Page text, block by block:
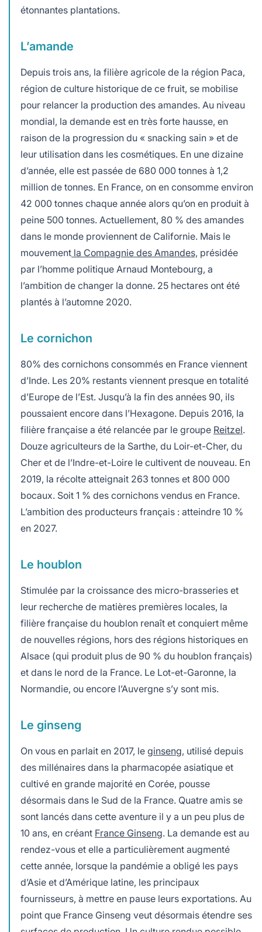
étonnantes plantations.
L’amande
Depuis trois ans, la filière agricole de la région Paca,
région de culture historique de ce fruit, se mobilise
pour relancer la production des amandes. Au niveau
mondial, la demande est en très forte hausse, en
raison de la progression du « snacking sain » et de
leur utilisation dans les cosmétiques. En une dizaine
d’année, elle est passée de 680 000 tonnes à 1,2
million de tonnes. En France, on en consomme environ
42 000 tonnes chaque année alors qu’on en produit à
peine 500 tonnes. Actuellement, 80 % des amandes
dans le monde proviennent de Californie. Mais le
mouvement la Compagnie des Amandes, présidée
par l’homme politique Arnaud Montebourg, a
l’ambition de changer la donne. 25 hectares ont été
plantés à l’automne 2020.
Le cornichon
80% des cornichons consommés en France viennent
d’Inde. Les 20% restants viennent presque en totalité
d’Europe de l’Est. Jusqu’à la fin des années 90, ils
poussaient encore dans l’Hexagone. Depuis 2016, la
filière française a été relancée par le groupe Reitzel.
Douze agriculteurs de la Sarthe, du Loir-et-Cher, du
Cher et de l’Indre-et-Loire le cultivent de nouveau. En
2019, la récolte atteignait 263 tonnes et 800 000
bocaux. Soit 1 % des cornichons vendus en France.
L’ambition des producteurs français : atteindre 10 %
en 2027.
Le houblon
Stimulée par la croissance des micro-brasseries et
leur recherche de matières premières locales, la
filière française du houblon renaît et conquiert même
de nouvelles régions, hors des régions historiques en
Alsace (qui produit plus de 90 % du houblon français)
et dans le nord de la France. Le Lot-et-Garonne, la
Normandie, ou encore l’Auvergne s’y sont mis.
Le ginseng
On vous en parlait en 2017, le ginseng, utilisé depuis
des millénaires dans la pharmacopée asiatique et
cultivé en grande majorité en Corée, pousse
désormais dans le Sud de la France. Quatre amis se
sont lancés dans cette aventure il y a un peu plus de
10 ans, en créant France Ginseng. La demande est au
rendez-vous et elle a particulièrement augmenté
cette année, lorsque la pandémie a obligé les pays
d’Asie et d’Amérique latine, les principaux
fournisseurs, à mettre en pause leurs exportations. Au
point que France Ginseng veut désormais étendre ses